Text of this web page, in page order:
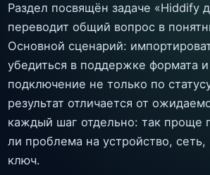
Раздел посвящён задаче «Hiddify
переводит общий вопрос в
Основной сценарий:
убедиться в поддержке формата
подключение не только по
результат отличается от
каждый шаг отдельно: так проще
ли проблема на устройство, сеть,
ключ.